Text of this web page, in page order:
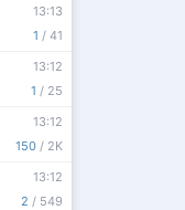
1 / 41
13:13
1 / 25
13:12
150 / 2K
13:12
2 / 549
13:12